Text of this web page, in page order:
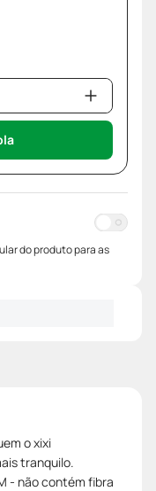
do produto para as
o xixi
tranquilo.
- não contém fibra